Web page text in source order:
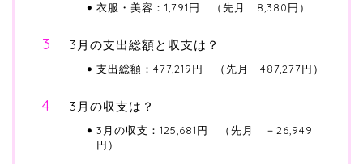
衣服・美容：1,791円 （先月 8,380円）
3月の支出総額と収支は？
支出総額：477,219円 （先月 487,277円）
3月の収支は？
3月の収支：125,681円 （先月 －26,949
円）